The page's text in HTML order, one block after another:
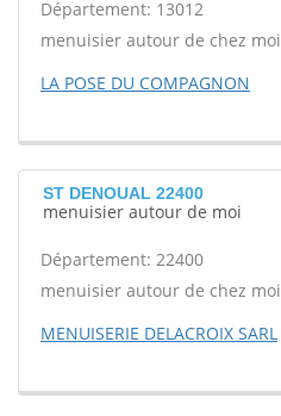
Département: 13012
menuisier autour de chez moi
LA POSE DU COMPAGNON
ST DENOUAL 22400
menuisier autour de moi
Département: 22400
menuisier autour de chez moi
MENUISERIE DELACROIX SARL